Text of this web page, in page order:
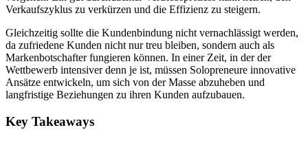
Verkaufszyklus zu verkürzen und die Effizienz zu steigern.
Gleichzeitig sollte die Kundenbindung nicht vernachlässigt werden,
da zufriedene Kunden nicht nur treu bleiben, sondern auch als
Markenbotschafter fungieren können. In einer Zeit, in der der
Wettbewerb intensiver denn je ist, müssen Solopreneure innovative
Ansätze entwickeln, um sich von der Masse abzuheben und
langfristige Beziehungen zu ihren Kunden aufzubauen.
Key Takeaways